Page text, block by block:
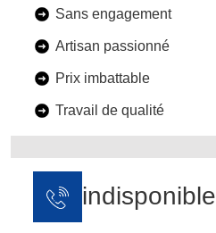
Sans engagement
Artisan passionné
Prix imbattable
Travail de qualité
indisponible